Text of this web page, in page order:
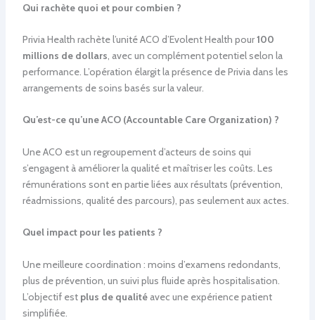
Qui rachète quoi et pour combien ?
Privia Health rachète l’unité ACO d’Evolent Health pour100
millions de dollars, avec un complément potentiel selon la
performance. L’opération élargit la présence de Privia dans les
arrangements de soins basés sur la valeur.
Qu’est-ce qu’une ACO (Accountable Care Organization) ?
Une ACO est un regroupement d’acteurs de soins qui
s’engagent à améliorer la qualité et maîtriser les coûts. Les
rémunérations sont en partie liées aux résultats (prévention,
réadmissions, qualité des parcours), pas seulement aux actes.
Quel impact pour les patients ?
Une meilleure coordination : moins d’examens redondants,
plus de prévention, un suivi plus fluide après hospitalisation.
L’objectif est plus de qualitéavec une expérience patient
simplifiée.